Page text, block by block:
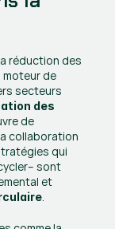
réduction des
moteur de
secteurs
des
de
collaboration
qui
sont
et